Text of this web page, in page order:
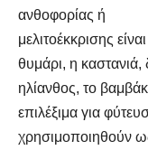
ανθοφορίας ή
μελιτοέκκρισης
θυμάρι, η
ηλίανθος, το
επιλέξιμα για
χρησιμοποιηθούν